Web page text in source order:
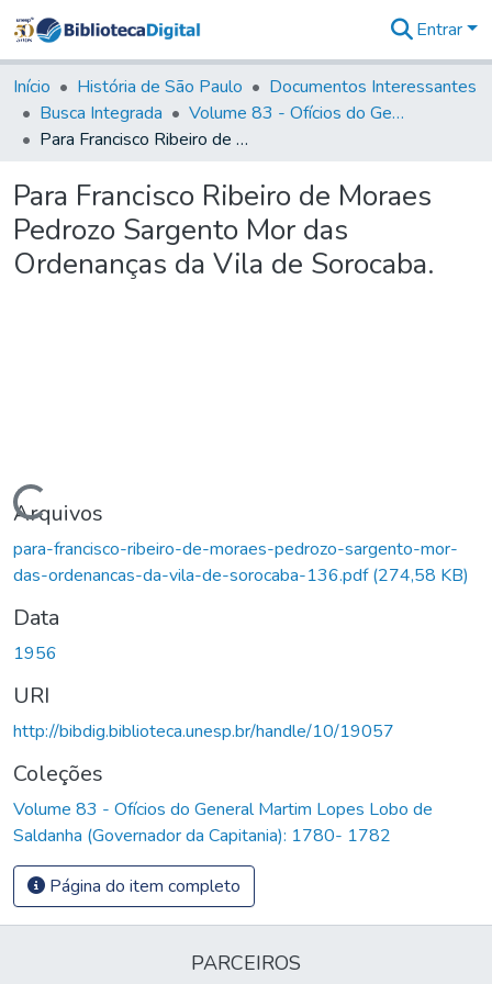
&
Coleções
Tudo na
Biblioteca
Estatísticas
Entrar
Início História de São Paulo
Documentos Interessantes
Busca Integrada
Volume 83 - Ofícios do General Martim Lopes Lobo de Saldanha (Governador da Capitania): 1780- 1782
Para Francisco Ribeiro de Moraes Pedrozo Sargento Mor das Ordenanças da Vila de Sorocaba.
Para Francisco Ribeiro de Moraes
Pedrozo Sargento Mor das
Ordenanças da Vila de Sorocaba.
Carregando...
Arquivos
para-francisco-ribeiro-de-moraes-pedrozo-sargento-mor-
das-ordenancas-da-vila-de-sorocaba-136.pdf(274,58 KB)
Data
1956
URI
http://bibdig.biblioteca.unesp.br/handle/10/19057
Coleções
Volume 83 - Ofícios do General Martim Lopes Lobo de
Saldanha (Governador da Capitania): 1780- 1782
Página do item completo
PARCEIROS